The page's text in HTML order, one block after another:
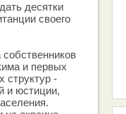
десятки
своего
и первых
структур -
и юстиции,